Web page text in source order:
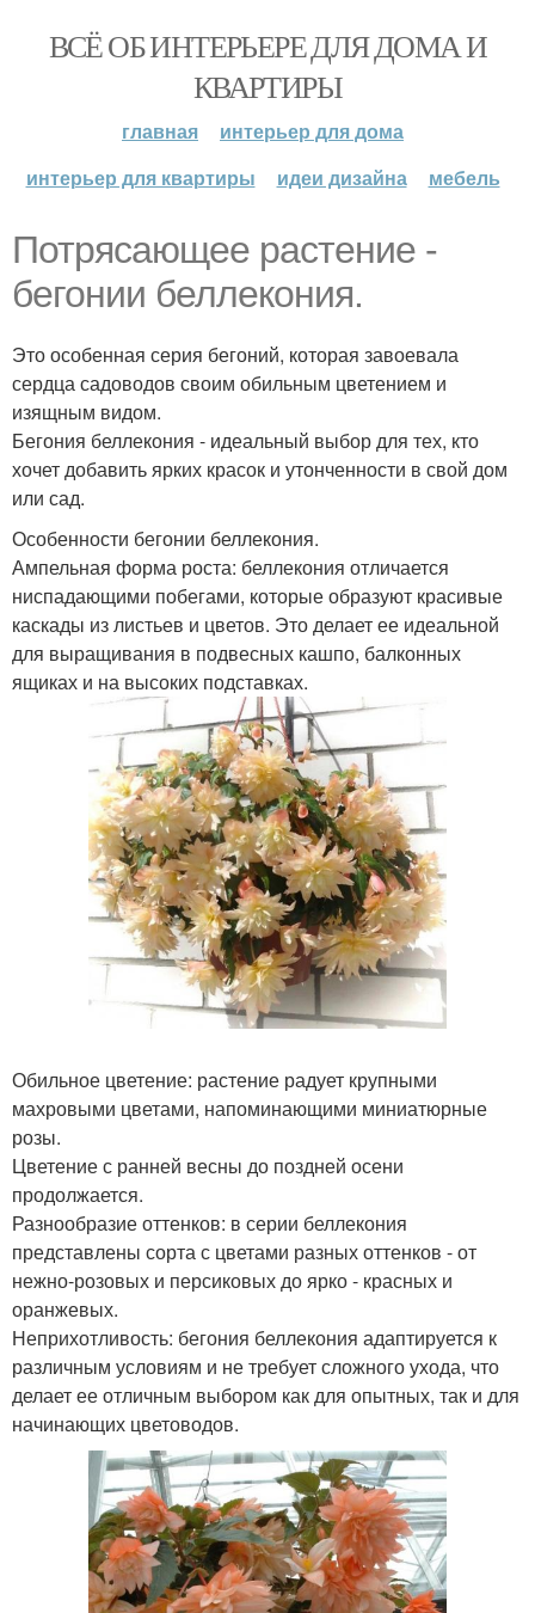
ВСЁ ОБ ИНТЕРЬЕРЕ ДЛЯ ДОМА И
КВАРТИРЫ
главная
интерьер для дома
интерьер для квартиры
идеи дизайна мебель
Потрясающее растение -
бегонии беллекония.
Это особенная серия бегоний, которая завоевала
сердца садоводов своим обильным цветением и
изящным видом.
Бегония беллекония - идеальный выбор для тех, кто
хочет добавить ярких красок и утонченности в свой дом
или сад.
Особенности бегонии беллекония.
Ампельная форма роста: беллекония отличается
ниспадающими побегами, которые образуют красивые
каскады из листьев и цветов. Это делает ее идеальной
для выращивания в подвесных кашпо, балконных
ящиках и на высоких подставках.
Обильное цветение: растение радует крупными
махровыми цветами, напоминающими миниатюрные
розы.
Цветение с ранней весны до поздней осени
продолжается.
Разнообразие оттенков: в серии беллекония
представлены сорта с цветами разных оттенков - от
нежно-розовых и персиковых до ярко - красных и
оранжевых.
Неприхотливость: бегония беллекония адаптируется к
различным условиям и не требует сложного ухода, что
делает ее отличным выбором как для опытных, так и для
начинающих цветоводов.